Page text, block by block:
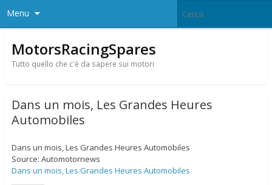
Menu
MotorsRacingSpares
Tutto quello che c'è da sapere sui motori
Dans un mois, Les Grandes Heures
Automobiles
Dans un mois, Les Grandes Heures Automobiles
Source: Automotornews
Dans un mois, Les Grandes Heures Automobiles